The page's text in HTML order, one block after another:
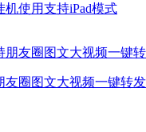
使用支持iPad模式
友圈图文大视频一键转